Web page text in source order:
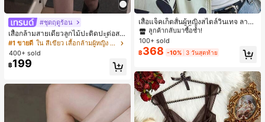
#ชุดฤดูร้อน
เสื้อกล้ามสายเดี่ยวลูกไม้ปะติดปะต่อสไ
ตล์เกาหลี, สุนทรียศาสตร์ Y2K, เสื้อผ้าส
ตรีทแวร์ลำลองฤดูร้อน
#1 ขายดี
ใน สีเขียว เสื้อกล้ามผู้หญิง & Camis
400+ sold
฿199
เสื้อแจ็คเก็ตสั้นผู้หญิงสไตล์วินเทจ ลายจุ
ดขนาดใหญ่ คอตั้ง เอวเข้ารูป แขนพอง
ทรงหลวม แฟชั่นอเนกประสงค์ สำหรับใ
ส่ประจำวันและไปเที่ยวพักผ่อน
#1 ขายดี
ใน กระเป๋า เสื้อคลุมลำลอง
ลูกค้ากลับมาซื้อซ้ำ!
#1 ขายดี ใน กระเป๋า เสื้อคลุมลำลอง
ลูกค้ากลับมาซื้อซ้ำ!
#1 ขายดี ใน กระเป๋า เสื้อคลุมลำลอง
ลูกค้ากลับมาซื้อซ้ำ!
#1 ขายดี ใน กระเป๋า เสื้อคลุมลำลอง
100+ sold
฿368 -10% 3 วันสุดท้าย